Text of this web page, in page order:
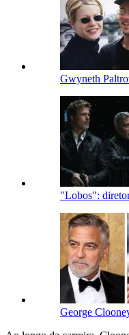
Gwyneth
"Lobos":
George